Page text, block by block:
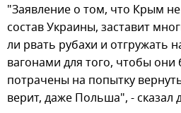
"Заявление о том, что Крым
состав Украины, заставит
ли рвать рубахи и отгружать
вагонами для того, чтобы
потрачены на попытку
верит, даже Польша", - сказал